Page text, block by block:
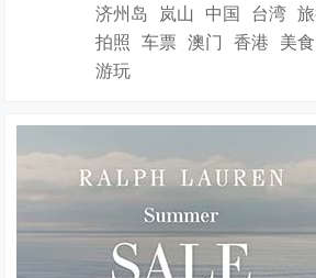
济州岛 岚山 中国 台湾
拍照 车票 澳门 香港 美食
游玩